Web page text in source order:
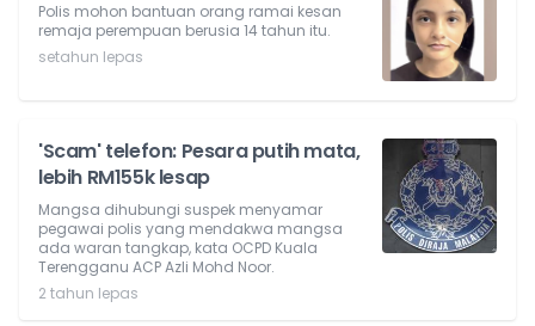
Polis mohon bantuan orang ramai kesan
remaja perempuan berusia 14 tahun itu.
setahun lepas
'Scam' telefon: Pesara putih mata,
lebih RM155k lesap
Mangsa dihubungi suspek menyamar
pegawai polis yang mendakwa mangsa
ada waran tangkap, kata OCPD Kuala
Terengganu ACP Azli Mohd Noor.
2 tahun lepas